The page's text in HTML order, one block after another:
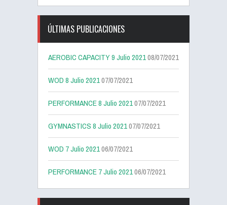
ÚLTIMAS PUBLICACIONES
AEROBIC CAPACITY 9 Julio 202108/07/2021
WOD 8 Julio 202107/07/2021
PERFORMANCE 8 Julio 202107/07/2021
GYMNASTICS 8 Julio 202107/07/2021
WOD 7 Julio 202106/07/2021
PERFORMANCE 7 Julio 202106/07/2021